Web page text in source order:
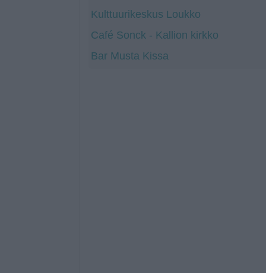
Kulttuurikeskus Loukko
Café Sonck - Kallion kirkko
Bar Musta Kissa